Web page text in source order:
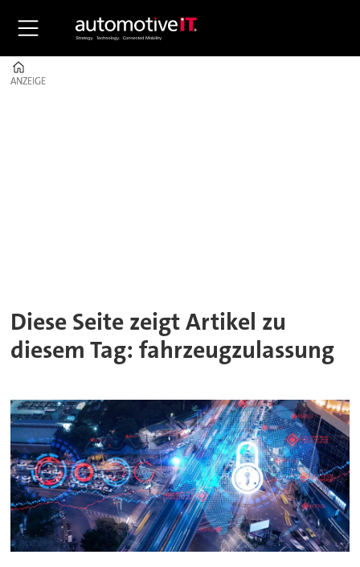
ANZEIGE
ANZEIGE
Diese Seite zeigt Artikel zu
diesem Tag: fahrzeugzulassung